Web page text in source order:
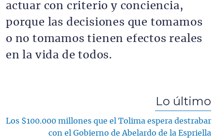
actuar con criterio y conciencia,
porque las decisiones que tomamos
o no tomamos tienen efectos reales
en la vida de todos.
Lo último
Los $100.000 millones que el Tolima espera destrabar
con el Gobierno de Abelardo de la Espriella